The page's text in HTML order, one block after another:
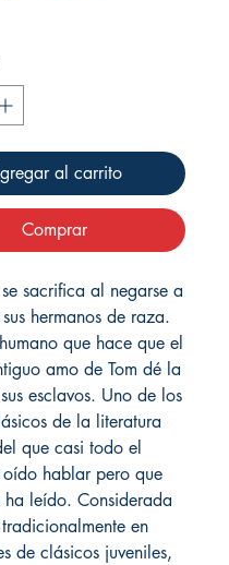
al carrito
Comprar
sacrifica al negarse a
hermanos de raza.
que hace que el
amo de Tom dé la
esclavos. Uno de los
de la literatura
que casi todo el
oído hablar pero que
leído. Considerada
en
de clásicos juveniles,